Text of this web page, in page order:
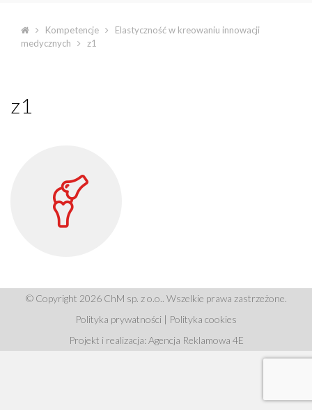
Kompetencje
Elastyczność w kreowaniu innowacji
medycznych
z1
z1
© Copyright 2026 ChM sp. z o.o.. Wszelkie prawa zastrzeżone.
Polityka prywatności | Polityka cookies
Projekt i realizacja: Agencja Reklamowa 4E